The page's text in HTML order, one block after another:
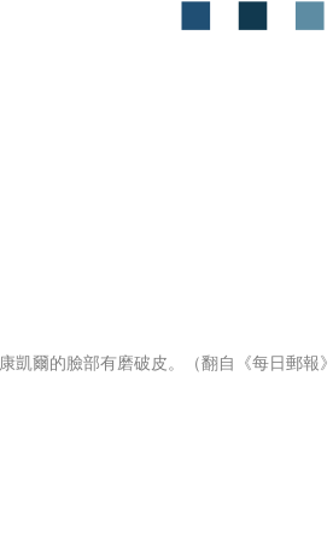
康凱爾的臉部有磨破皮。（翻自《每日郵報